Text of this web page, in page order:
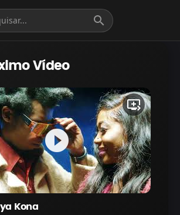
search
Vídeo
play_circle_filled
queue_play_next
Kona